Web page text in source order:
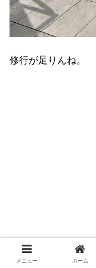
修行が足りんね。
メニュー ホーム